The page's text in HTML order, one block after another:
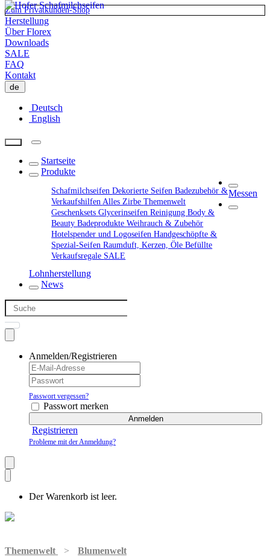
Zum Privatkunden-Shop
Herstellung
Über Florex
Downloads
SALE
FAQ
Kontakt
de
Deutsch
English
Startseite
Produkte
SchafmilchseifenDekorierte SeifenBadezubehör &
Verkaufshilfen Alles ZirbeThemenwelt
GeschenksetsGlycerinseifenReinigungBody &
BeautyBadeprodukteWeihrauch & Zubehör
Hotelspender und LogoseifenHandgeschöpfte &
Spezial-SeifenRaumduft, Kerzen, ÖleBefüllte
Verkaufsregale SALE
Messen
Lohnherstellung
News
Anmelden/Registrieren
Passwort vergessen?
Passwort merken
Anmelden
Registrieren
Probleme mit der Anmeldung?
Der Warenkorb ist leer.
Themenwelt > Blumenwelt